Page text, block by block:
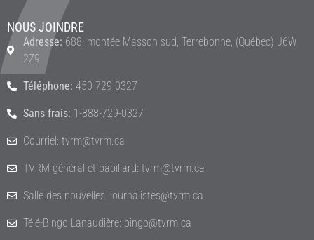
NOUS JOINDRE
Adresse: 688, montée Masson sud, Terrebonne, (Québec) J6W
2Z9
Téléphone: 450-729-0327
Sans frais: 1-888-729-0327
Courriel: tvrm@tvrm.ca
TVRM général et babillard: tvrm@tvrm.ca
Salle des nouvelles: journalistes@tvrm.ca
Télé-Bingo Lanaudière: bingo@tvrm.ca